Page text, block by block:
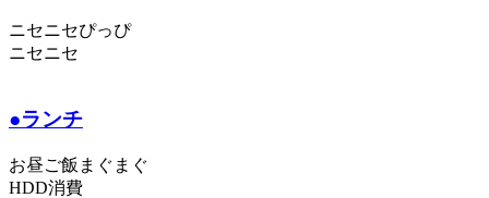
ニセニセぴっぴ
ニセニセ
●ランチ
お昼ご飯まぐまぐ
HDD消費